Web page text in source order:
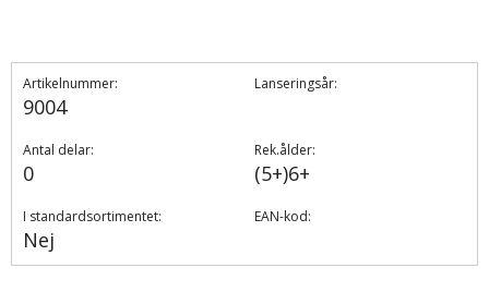
Artikelnummer:
9004
Lanseringsår:
Antal delar:
0
Rek.ålder:
(5+)6+
I standardsortimentet:
Nej
EAN-kod: